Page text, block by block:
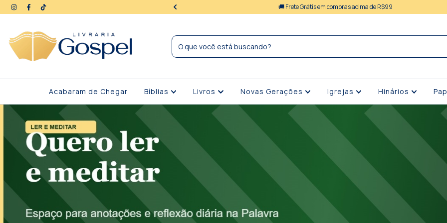
| Seus dados protegidos 🚚 Frete Grátis em compras acima de R$99
Acabaram de Chegar Bíblias Livros Novas Gerações Igrejas Hinários